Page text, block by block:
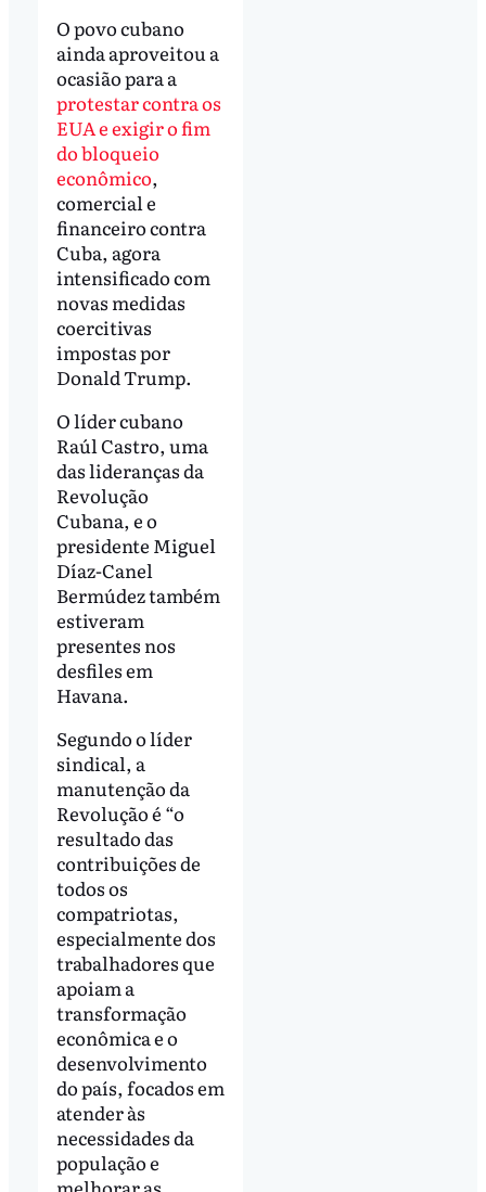
O povo cubano
ainda aproveitou a
ocasião para a
protestar contra os
EUA e exigir o fim
do bloqueio
econômico,
comercial e
financeiro contra
Cuba, agora
intensificado com
novas medidas
coercitivas
impostas por
Donald Trump.
O líder cubano
Raúl Castro, uma
das lideranças da
Revolução
Cubana, e o
presidente Miguel
Díaz-Canel
Bermúdez também
estiveram
presentes nos
desfiles em
Havana.
Segundo o líder
sindical, a
manutenção da
Revolução é “o
resultado das
contribuições de
todos os
compatriotas,
especialmente dos
trabalhadores que
apoiam a
transformação
econômica e o
desenvolvimento
do país, focados em
atender às
necessidades da
população e